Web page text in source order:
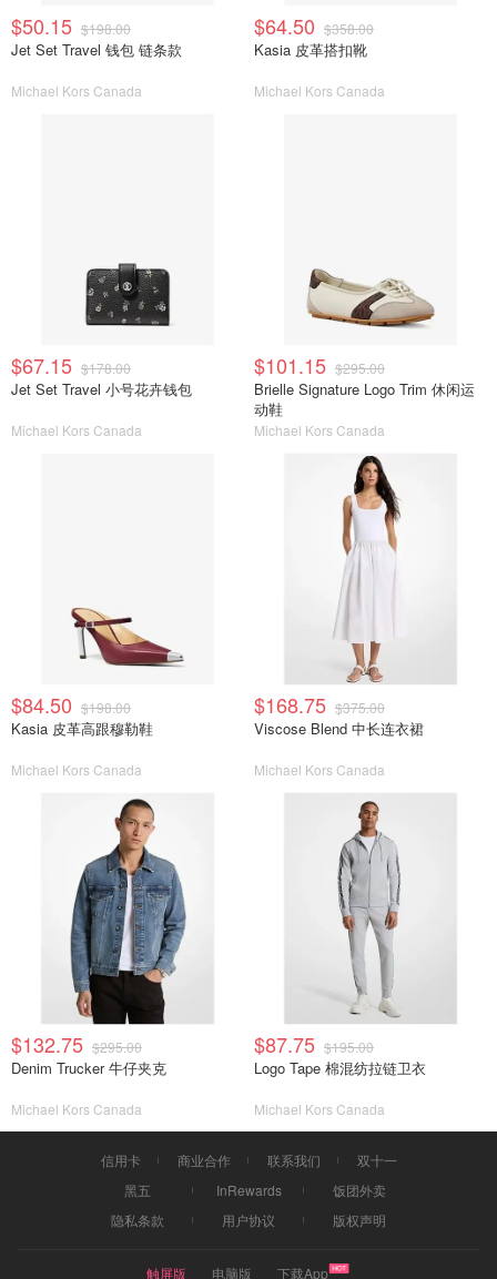
$50.15 $198.00
Jet Set Travel 钱包 链条款
Michael Kors Canada
$64.50 $358.00
Kasia 皮革搭扣靴
Michael Kors Canada
$67.15 $178.00
Jet Set Travel 小号花卉钱包
Michael Kors Canada
$101.15 $295.00
Brielle Signature Logo Trim 休闲运
动鞋
Michael Kors Canada
$84.50 $198.00
Kasia 皮革高跟穆勒鞋
Michael Kors Canada
$168.75 $375.00
Viscose Blend 中长连衣裙
Michael Kors Canada
$132.75 $295.00
Denim Trucker 牛仔夹克
Michael Kors Canada
$87.75 $195.00
Logo Tape 棉混纺拉链卫衣
Michael Kors Canada
信用卡 商业合作 联系我们
双十一
黑五
InRewards
饭团外卖
隐私条款
用户协议 版权声明
触屏版 电脑版 下载App